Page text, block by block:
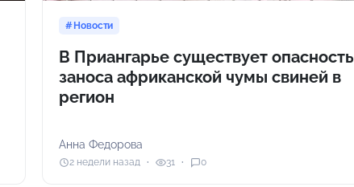
Новости
В Приангарье существует опасность
заноса африканской чумы свиней в
регион
Анна Федорова
2 недели назад 31 0